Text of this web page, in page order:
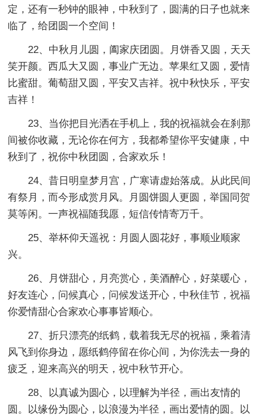
定，还有一秒钟的眼神，中秋到了，圆满的日子也就来
临了，给团圆一个空间！
22、中秋月儿圆，阖家庆团圆。月饼香又圆，天天
笑开颜。西瓜大又圆，事业广无边。苹果红又圆，爱情
比蜜甜。葡萄甜又圆，平安又吉祥。祝中秋快乐，平安
吉祥！
23、当你把目光洒在手机上，我的祝福就会在刹那
间被你收藏，无论你在何方，我都希望你平安健康，中
秋到了，祝你中秋团圆，合家欢乐！
24、昔日明皇梦月宫，广寒请虚始落成。从此民间
有祭月，而今形成赏月风。月圆饼圆人更圆，举国同贺
莫等闲。一声祝福随我愿，短信传情寄万千。
25、举杯仰天遥祝：月圆人圆花好，事顺业顺家
兴。
26、月饼甜心，月亮赏心，美酒醉心，好菜暖心，
好友连心，问候真心，问候发送开心，中秋佳节，祝福
你爱情甜心合家欢心事事皆顺心。
27、折只漂亮的纸鹤，载着我无尽的祝福，乘着清
风飞到你身边，愿纸鹤停留在你心间，为你洗去一身的
疲乏，迎来高兴的明天，祝中秋节开心。
28、以真诚为圆心，以理解为半径，画出友情的
圆。以缘份为圆心，以浪漫为半径，画出爱情的圆。以